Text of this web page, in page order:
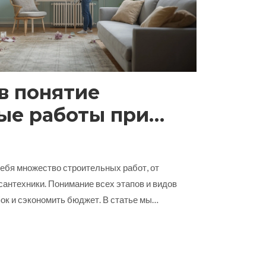
понятие
работы при
множество строительных работ, от
Понимание всех этапов и видов
и сэкономить бюджет. В статье мы
выполнить самостоятельно. Узнайте
методах ремонта и получите полезные